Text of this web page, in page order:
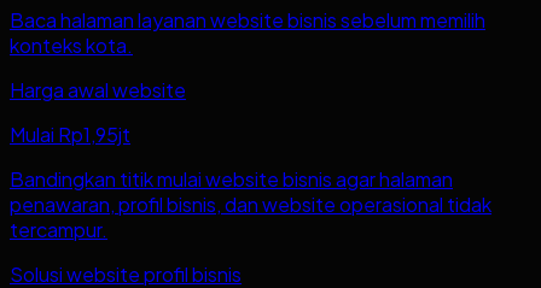
Baca halaman layanan website bisnis sebelum memilih
konteks kota.
Harga awal website
Mulai Rp1,95jt
Bandingkan titik mulai website bisnis agar halaman
penawaran, profil bisnis, dan website operasional tidak
tercampur.
Solusi website profil bisnis